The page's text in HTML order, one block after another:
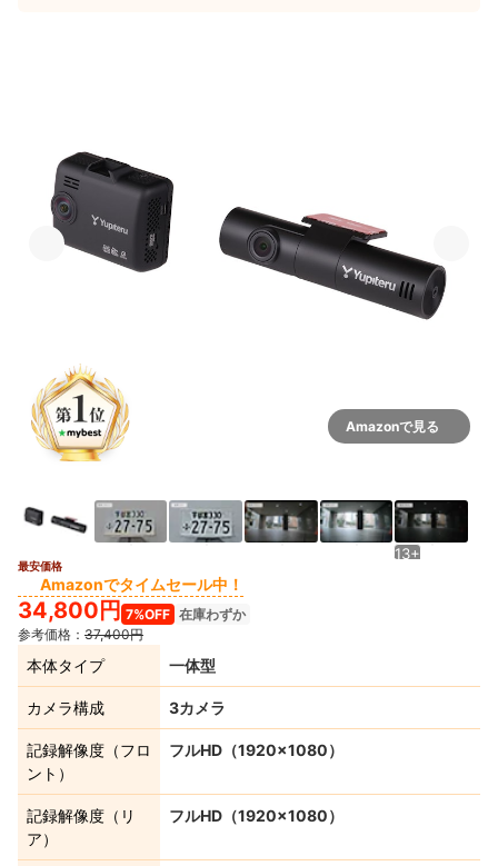
Amazonで見る
13+
最安価格
Amazonでタイムセール中！
34,800円 7%OFF 在庫わずか
参考価格： 37,400円
本体タイプ 一体型
カメラ構成 3カメラ
記録解像度（フロ
ント）
フルHD（1920×1080）
記録解像度（リ
ア）
フルHD（1920×1080）